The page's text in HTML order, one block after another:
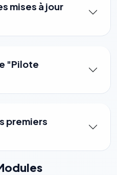
à jour
"Pilote
premiers